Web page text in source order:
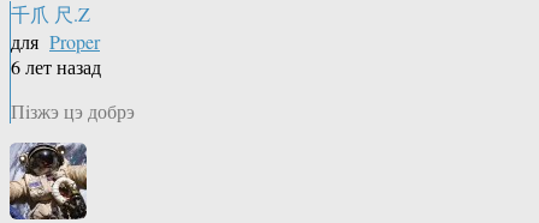
千爪 尺.Z
для Proper
6 лет назад
Пiзжэ цэ добрэ